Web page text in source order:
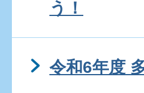
う！
令和6年度